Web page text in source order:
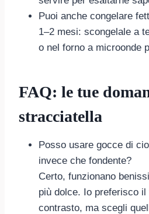
Puoi anche congelare
1–2 mesi: scongelale a
o nel forno a microonde
FAQ: le tue
stracciatella
Posso usare gocce di
invece che fondente?
Certo, funzionano
più dolce. Io preferisco il
contrasto, ma scegli